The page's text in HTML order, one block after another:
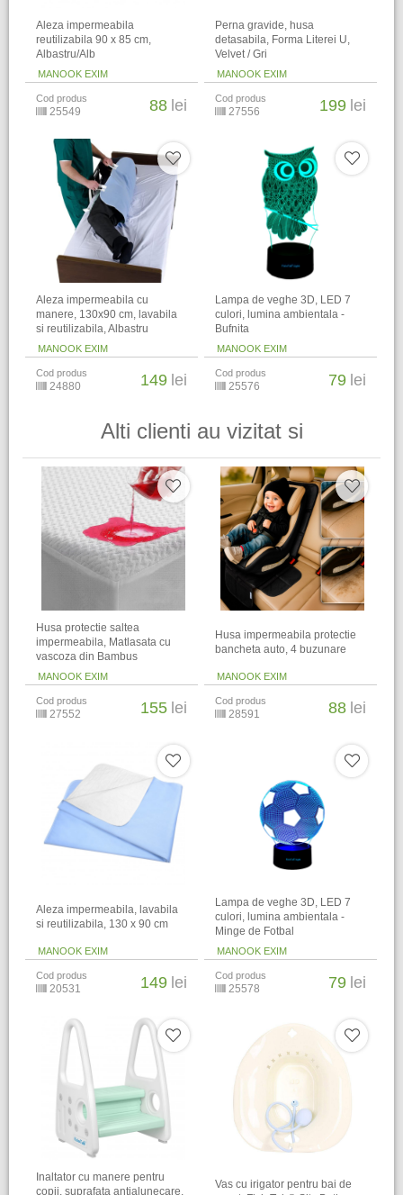
Aleza impermeabila
reutilizabila 90 x 85 cm,
Albastru/Alb
MANOOK EXIM
Cod produs
25549 88 lei
Perna gravide, husa
detasabila, Forma Literei U,
Velvet / Gri
MANOOK EXIM
Cod produs
27556 199 lei
Aleza impermeabila cu
manere, 130x90 cm, lavabila
si reutilizabila, Albastru
MANOOK EXIM
Cod produs
24880 149 lei
Lampa de veghe 3D, LED 7
culori, lumina ambientala -
Bufnita
MANOOK EXIM
Cod produs
25576 79 lei
Alti clienti au vizitat si
Husa protectie saltea
impermeabila, Matlasata cu
vascoza din Bambus
MANOOK EXIM
Cod produs
27552 155 lei
Husa impermeabila protectie
bancheta auto, 4 buzunare
MANOOK EXIM
Cod produs
28591 88 lei
Aleza impermeabila, lavabila
si reutilizabila, 130 x 90 cm
MANOOK EXIM
Cod produs
20531 149 lei
Lampa de veghe 3D, LED 7
culori, lumina ambientala -
Minge de Fotbal
MANOOK EXIM
Cod produs
25578 79 lei
Inaltator cu manere pentru
copii, suprafata antialunecare,
Vas cu irigator pentru bai de